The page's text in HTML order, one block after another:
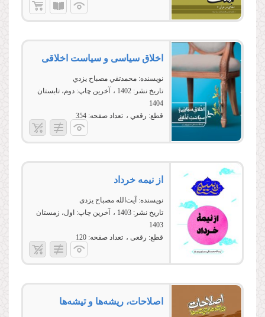
اخلاق سياسی و سياست اخلاقی
نویسنده: محمدتقي مصباح يزدي
تاریخ نشر: 1402 آخرین چاپ: دوم، تابستان
1404
قطع: رقعي تعداد صفحه: 354
از نیمه خرداد
نویسنده: آیت‌الله مصباح یزدی
تاریخ نشر: 1403 آخرین چاپ: اول، زمستان
1403
قطع: رقعی تعداد صفحه: 120
اصلاحات، ریشه‏‌ها و تیشه‏‌ها‏‏‏‏